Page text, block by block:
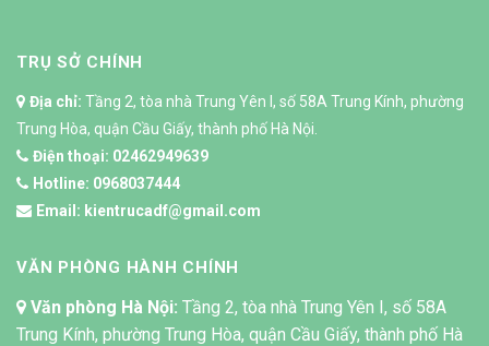
TRỤ SỞ CHÍNH
Địa chỉ: Tầng 2, tòa nhà Trung Yên I, số 58A Trung Kính, phường
Trung Hòa, quận Cầu Giấy, thành phố Hà Nội.
Điện thoại: 02462949639
Hotline: 0968037444
Email: kientrucadf@gmail.com
VĂN PHÒNG HÀNH CHÍNH
Văn phòng Hà Nội: Tầng 2, tòa nhà Trung Yên I, số 58A
Trung Kính, phường Trung Hòa, quận Cầu Giấy, thành phố Hà